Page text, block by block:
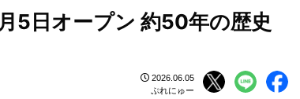
5日オープン 約50年の歴史
2026.06.05
ぷれにゅー